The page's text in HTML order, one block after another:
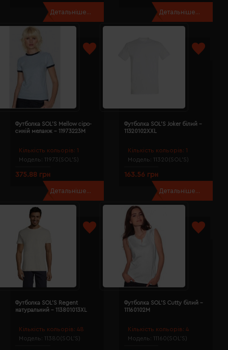
Детальніше... Детальніше...
Кількість кольорів: 1
Модель: 11973(SOL’S)
Футболка SOL'S Mellow сіро-
синій меланж - 11973223M
375.88 грн
Детальніше...
Кількість кольорів: 1
Модель: 11320(SOL’S)
Футболка SOL'S Joker білий -
11320102XXL
163.56 грн
Детальніше...
Кількість кольорів: 48
Модель: 11380(SOL’S)
Футболка SOL'S Regent
натуральний - 113801013XL
Кількість кольорів: 4
Модель: 11160(SOL’S)
Футболка SOL'S Cutty білий -
11160102M